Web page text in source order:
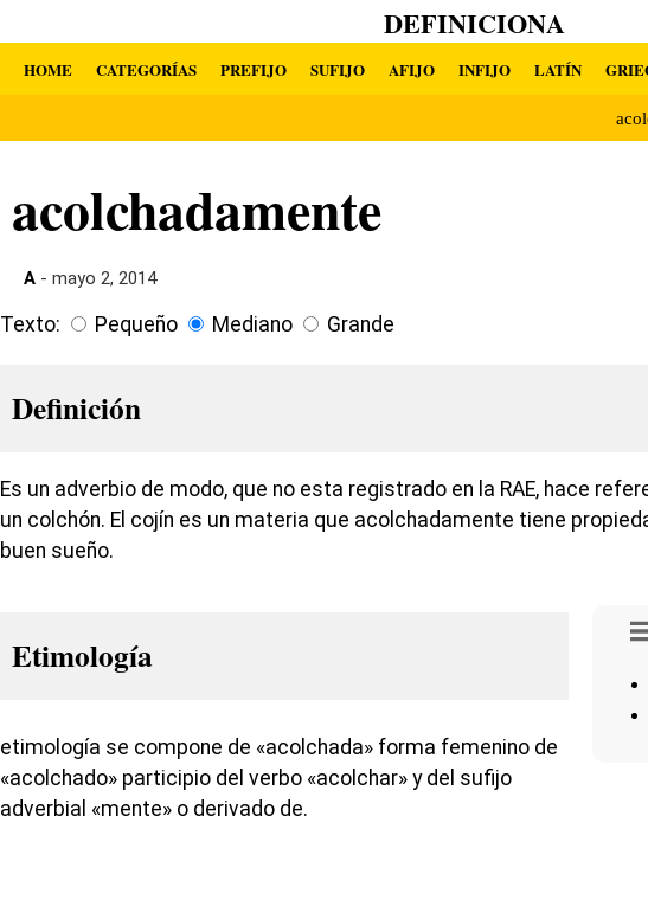
DEFINICIONA
HOME CATEGORÍAS PREFIJO SUFIJO AFIJO INFIJO LATÍN
acolchadamente
A - mayo 2, 2014
Texto: Pequeño Mediano Grande
Definición
Es un adverbio de modo, que no esta registrado en la RAE, hace
un colchón. El cojín es un materia que acolchadamente tiene
buen sueño.
Etimología
etimología se compone de «acolchada» forma femenino de
«acolchado» participio del verbo «acolchar» y del sufijo
adverbial «mente» o derivado de.